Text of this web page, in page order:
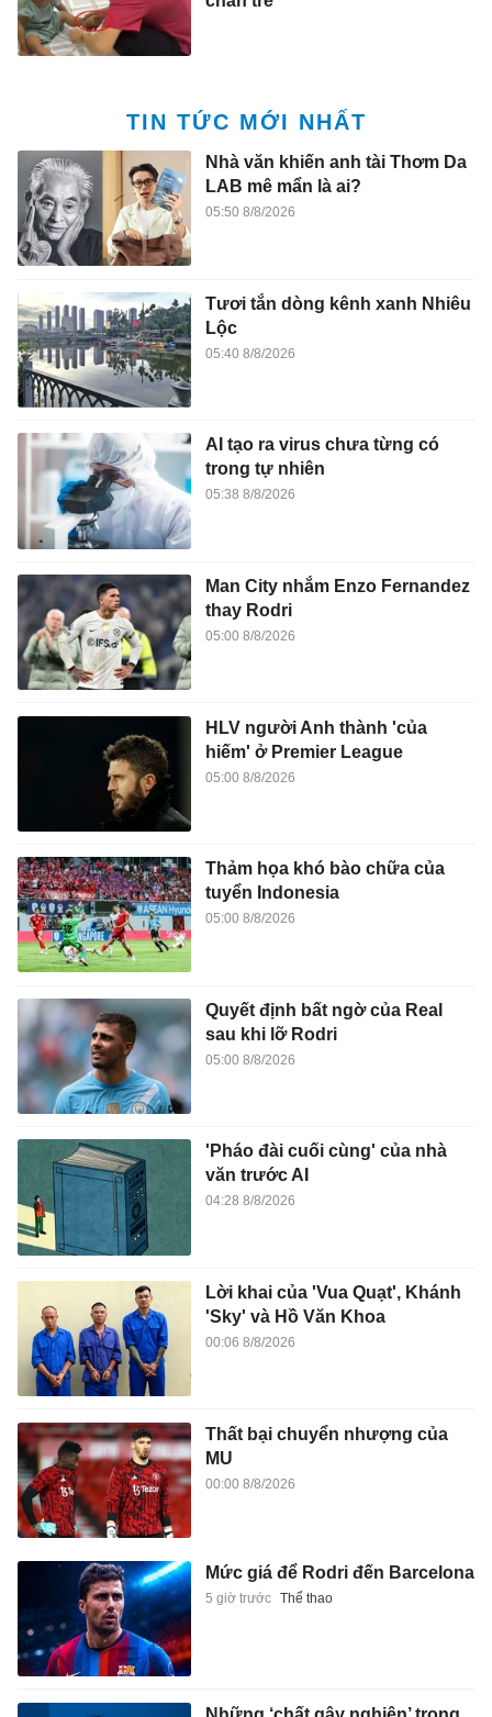
TIN TỨC MỚI NHẤT
Nhà văn khiến anh tài Thơm Da
LAB mê mẩn là ai?
05:50 8/8/2026
Tươi tắn dòng kênh xanh Nhiêu
Lộc
05:40 8/8/2026
AI tạo ra virus chưa từng có
trong tự nhiên
05:38 8/8/2026
Man City nhắm Enzo Fernandez
thay Rodri
05:00 8/8/2026
HLV người Anh thành 'của
hiếm' ở Premier League
05:00 8/8/2026
Thảm họa khó bào chữa của
tuyển Indonesia
05:00 8/8/2026
Quyết định bất ngờ của Real
sau khi lỡ Rodri
05:00 8/8/2026
'Pháo đài cuối cùng' của nhà
văn trước AI
04:28 8/8/2026
Lời khai của 'Vua Quạt', Khánh
'Sky' và Hồ Văn Khoa
00:06 8/8/2026
Thất bại chuyển nhượng của
MU
00:00 8/8/2026
Mức giá để Rodri đến Barcelona
5 giờ trước Thể thao